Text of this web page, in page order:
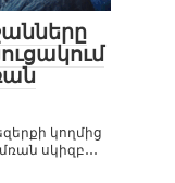
կողմից
սկիզբ․․․